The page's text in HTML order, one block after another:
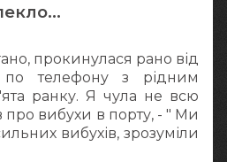
прокинулася рано від
по телефону з рідним
ранку. Я чула не всю
про вибухи в порту, - " Ми
вибухів, зрозуміли